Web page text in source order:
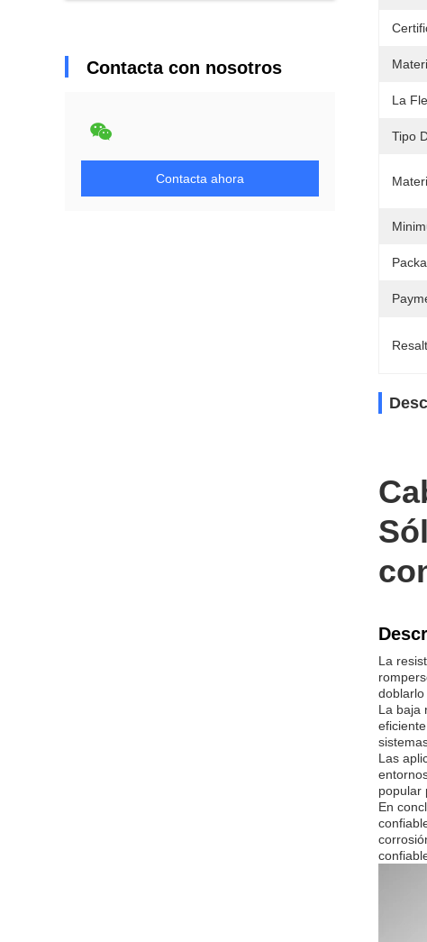
Contacta con nosotros
Contacta ahora
La
Tipo
La
La baja
Las
popular
En